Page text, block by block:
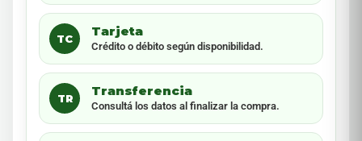
TC
Tarjeta
Crédito o débito según disponibilidad.
TR
Transferencia
Consultá los datos al finalizar la compra.